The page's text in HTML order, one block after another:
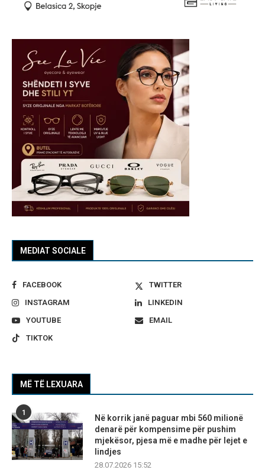
MEDIAT SOCIALE
FACEBOOK
TWITTER
INSTAGRAM
LINKEDIN
YOUTUBE
EMAIL
TIKTOK
MË TË LEXUARA
1
Në korrik janë paguar mbi 560 milionë
denarë për kompensime për pushim
mjekësor, pjesa më e madhe për lejet e
lindjes
28.07.2026 15:52